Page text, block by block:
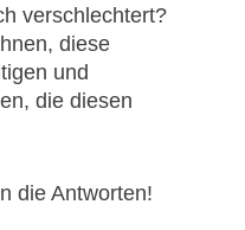
verschlechtert?
diese
und
die diesen
die Antworten!